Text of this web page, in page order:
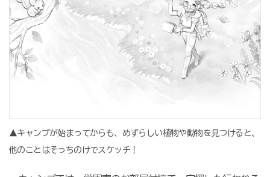
▲キャンプが始まってからも、めずらしい植物や動物を見つけると、
他のことはそっちのけでスケッチ！